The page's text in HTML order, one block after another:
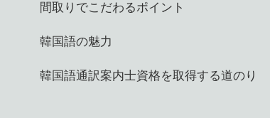
間取りでこだわるポイント
韓国語の魅力
韓国語通訳案内士資格を取得する道のり